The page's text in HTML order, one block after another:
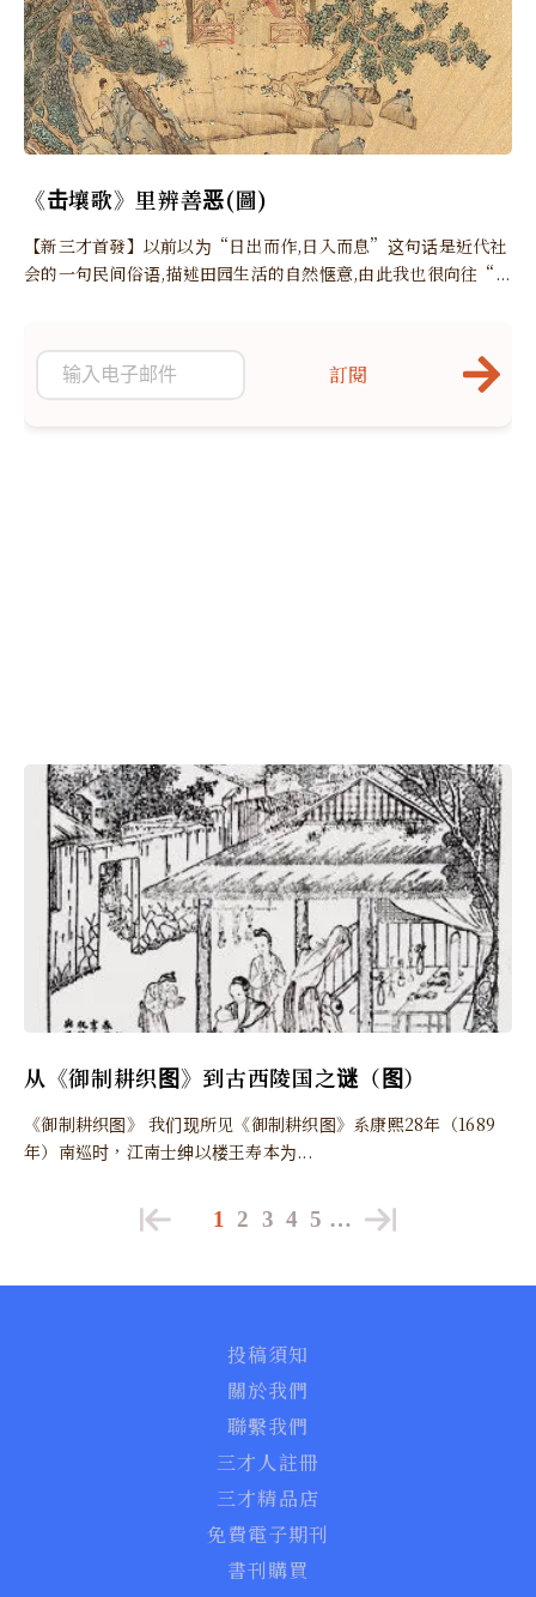
《击壤歌》里辨善恶(圖)
【新三才首發】以前以为“日出而作,日入而息”这句话是近代社
会的一句民间俗语,描述田园生活的自然惬意,由此我也很向往“...
从《御制耕织图》到古西陵国之谜（图）
《御制耕织图》 我们现所见《御制耕织图》系康熙28年（1689
年）南巡时，江南士绅以楼王寿本为...
訂閱
1 2 3 4 5 …
投稿須知
關於我們
聯繫我們
三才人註冊
三才精品店
免費電子期刊
書刊購買